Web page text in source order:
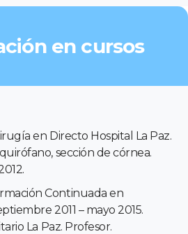
en cursos
en Directo Hospital La Paz.
sección de córnea.
Continuada en
2011 – mayo 2015.
La Paz. Profesor.